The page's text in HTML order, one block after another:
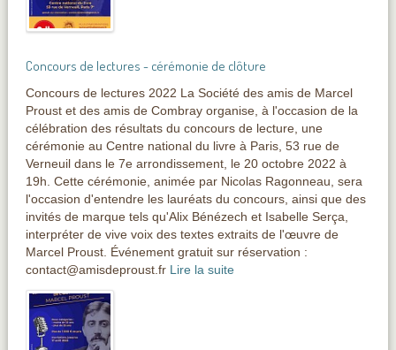
Concours de lectures - cérémonie de clôture
Concours de lectures 2022 La Société des amis de Marcel
Proust et des amis de Combray organise, à l'occasion de la
célébration des résultats du concours de lecture, une
cérémonie au Centre national du livre à Paris, 53 rue de
Verneuil dans le 7e arrondissement, le 20 octobre 2022 à
19h. Cette cérémonie, animée par Nicolas Ragonneau, sera
l'occasion d'entendre les lauréats du concours, ainsi que des
invités de marque tels qu'Alix Bénézech et Isabelle Serça,
interpréter de vive voix des textes extraits de l'œuvre de
Marcel Proust. Événement gratuit sur réservation :
contact@amisdeproust.fr Lire la suite